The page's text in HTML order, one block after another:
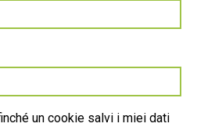
un cookie salvi i miei dati